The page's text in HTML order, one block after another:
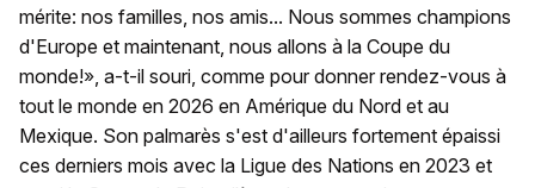
mérite: nos familles, nos amis... Nous sommes champions
d'Europe et maintenant, nous allons à la Coupe du
monde!», a-t-il souri, comme pour donner rendez-vous à
tout le monde en 2026 en Amérique du Nord et au
Mexique. Son palmarès s'est d'ailleurs fortement épaissi
ces derniers mois avec la Ligue des Nations en 2023 et